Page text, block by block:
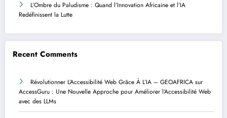
L’Ombre du Paludisme : Quand l’Innovation Africaine et l’IA
Redéfinissent la Lutte
Recent Comments
Révolutionner L’Accessibilité Web Grâce À L’IA – GEOAFRICA sur
AccessGuru : Une Nouvelle Approche pour Améliorer l’Accessibilité Web
avec des LLMs